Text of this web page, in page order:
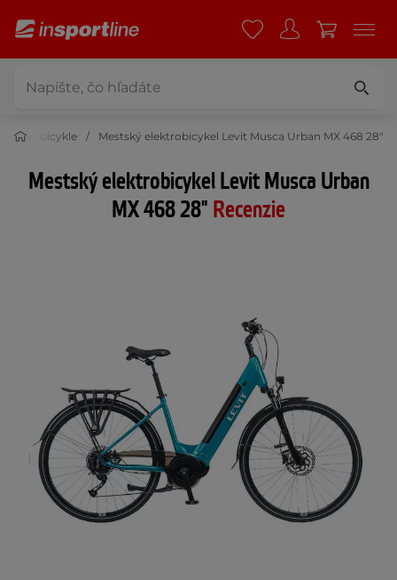
elektrobicykle Mestský elektrobicykel Levit Musca Urban MX 468 28"
Mestský elektrobicykel Levit Musca Urban
MX 468 28" Recenzie